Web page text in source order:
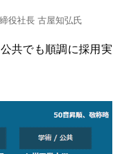
役社長 古屋知弘氏
共でも順調に採用実